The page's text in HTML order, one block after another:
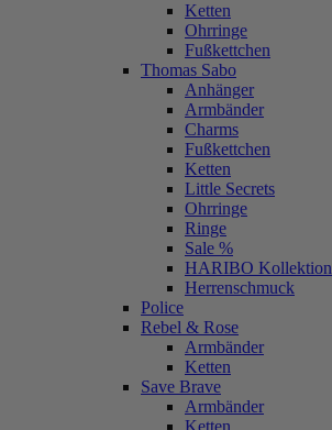
Ketten
Ohrringe
Fußkettchen
Thomas Sabo
Anhänger
Armbänder
Charms
Fußkettchen
Ketten
Little Secrets
Ohrringe
Ringe
Sale %
HARIBO Kollektion
Herrenschmuck
Police
Rebel & Rose
Armbänder
Ketten
Save Brave
Armbänder
Ketten